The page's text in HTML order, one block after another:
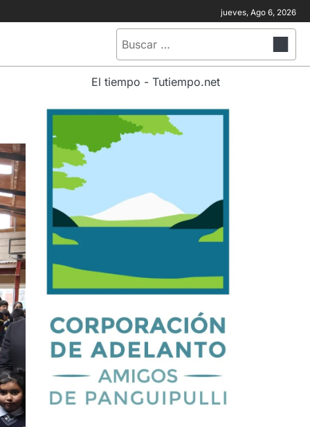
jueves, Ago 6, 2026
Buscar:
El tiempo - Tutiempo.net